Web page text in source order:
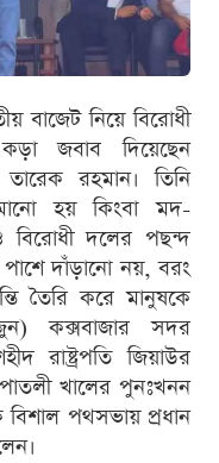
বাজেট নিয়ে বিরোধী
জবাব দিয়েছেন
তারেক রহমান। তিনি
হয় কিংবা মদ-
বিরোধী দলের পছন্দ
দাঁড়ানো নয়, বরং
তৈরি করে মানুষকে
কক্সবাজার সদর
রাষ্ট্রপতি জিয়াউর
খালের পুনঃখনন
পথসভায় প্রধান